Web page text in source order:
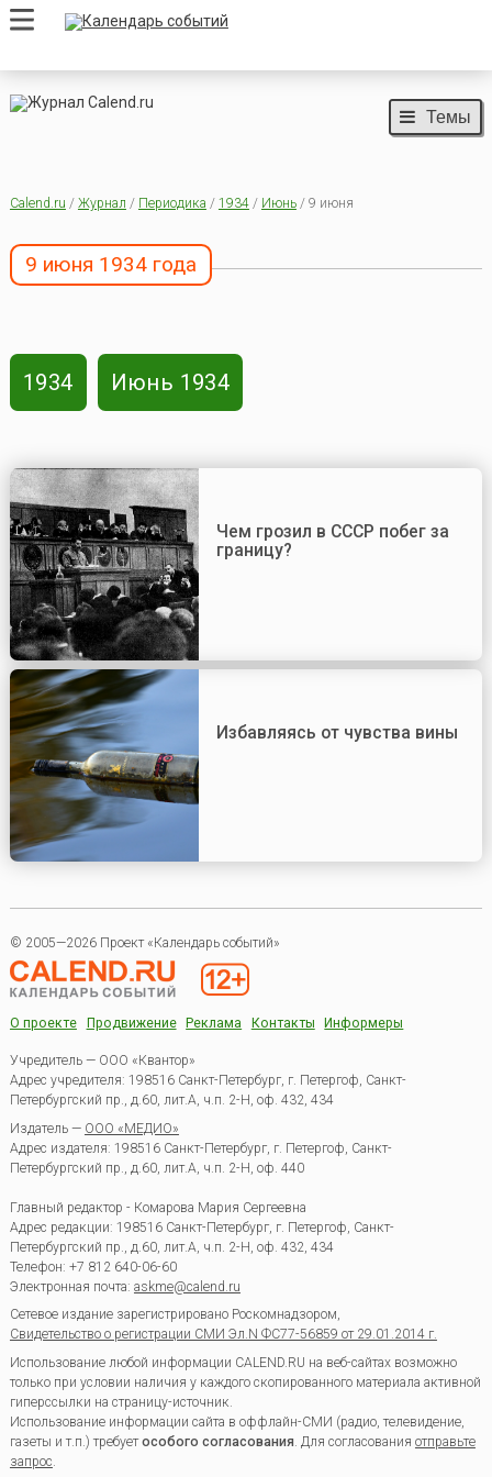
Темы
Calend.ru / Журнал / Периодика / 1934/ Июнь/ 9 июня
9 июня 1934 года
1934 Июнь 1934
Чем грозил в СССР побег за
границу?
Избавляясь от чувства вины
© 2005—2026 Проект «Календарь событий»
О проекте Продвижение Реклама Контакты Информеры
Учредитель — ООО «Квантор»
Адрес учредителя: 198516 Санкт-Петербург, г. Петергоф, Санкт-
Петербургский пр., д.60, лит.А, ч.п. 2-Н, оф. 432, 434
Издатель — ООО «МЕДИО»
Адрес издателя: 198516 Санкт-Петербург, г. Петергоф, Санкт-
Петербургский пр., д.60, лит.А, ч.п. 2-Н, оф. 440
Главный редактор - Комарова Мария Сергеевна
Адрес редакции: 198516 Санкт-Петербург, г. Петергоф Санкт-
Петербургский пр., д.60, лит.А, ч.п. 2-Н, оф. 432, 434
Телефон: +7 812 640-06-60
Электронная почта: askme@calend.ru
Сетевое издание зарегистрировано Роскомнадзором,
Свидетельство о регистрации СМИ Эл.N ФС77-56859 от 29.01.2014 г.
Использование любой информации CALEND.RU на веб-сайтах возможно
только при условии наличия у каждого скопированного материала активной
гиперссылки на страницу-источник.
Использование информации сайта в оффлайн-СМИ (радио, телевидение,
газеты и т.п.) требуетособого согласования. Для согласования отправьте
запрос.